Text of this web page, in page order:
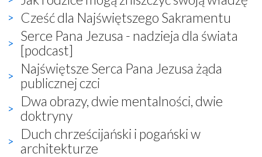
Cześć dla Najświętszego Sakramentu
Serce Pana Jezusa - nadzieja dla świata
[podcast]
Najświętsze Serca Pana Jezusa żąda
publicznej czci
Dwa obrazy, dwie mentalności, dwie
doktryny
Duch chrześcijański i pogański w
architekturze